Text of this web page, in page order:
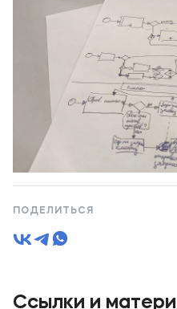
ПОДЕЛИТЬСЯ
Ссылки и